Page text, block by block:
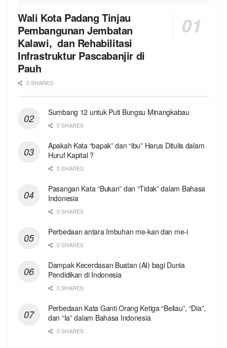
Wali Kota Padang Tinjau
Pembangunan Jembatan
Kalawi, dan Rehabilitasi
Infrastruktur Pascabanjir di
Pauh
0 SHARES
Sumbang 12 untuk Puti Bungsu Minangkabau
0 SHARES
Apakah Kata “bapak” dan “ibu” Harus Ditulis dalam
Huruf Kapital ?
0 SHARES
Pasangan Kata “Bukan” dan “Tidak” dalam Bahasa
Indonesia
0 SHARES
Perbedaan antara Imbuhan me-kan dan me-i
0 SHARES
Dampak Kecerdasan Buatan (AI) bagi Dunia
Pendidikan di Indonesia
0 SHARES
Perbedaan Kata Ganti Orang Ketiga “Beliau”, “Dia”,
dan “Ia” dalam Bahasa Indonesia
0 SHARES